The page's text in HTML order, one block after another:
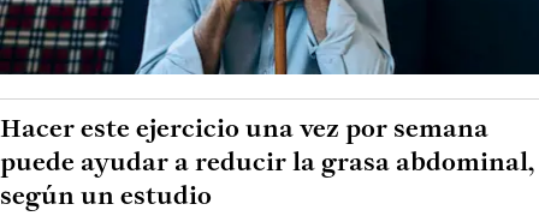
Hacer este ejercicio una vez por semana
puede ayudar a reducir la grasa abdominal,
según un estudio